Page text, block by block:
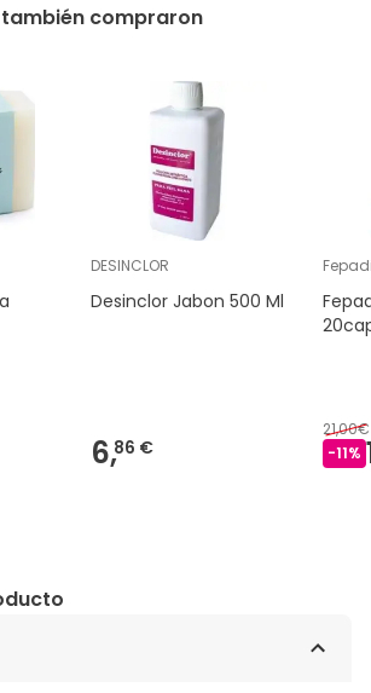
compraron
DESINCLOR
Desinclor Jabon 500 Ml
6,86 €
21,00€
-11%